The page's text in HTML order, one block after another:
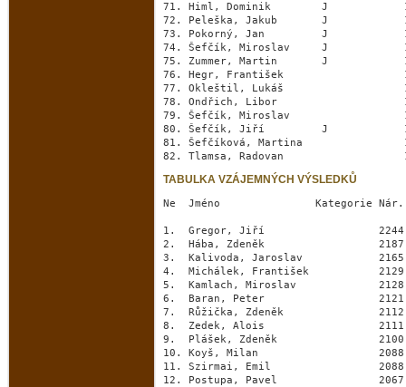
71. Himl, Dominik        J
72. Peleška, Jakub       J
73. Pokorný, Jan
74. Šefčík, Miroslav     J
75. Zummer, Martin       J
76. Hegr, František
77. Okleštil, Lukáš
78. Ondřich, Libor
79. Šefčík, Miroslav
80. Šefčík, Jiří         J
81. Šefčíková, Martina
82. Tlamsa, Radovan
TABULKA VZÁJEMNÝCH VÝSLEDKŮ
Ne  Jméno               Kategorie
1.  Gregor, Jiří                  2244
2.  Hába, Zdeněk                  2187
3.  Kalivoda, Jaroslav            2165
4.  Michálek, František           2129
5.  Kamlach, Miroslav             2128
6.  Baran, Peter                  2121
7.  Růžička, Zdeněk               2112
8.  Zedek, Alois                  2111
9.  Plášek, Zdeněk                2100
10. Koyš, Milan                   2088
11. Szirmai, Emil                 2088
12. Postupa, Pavel                2067